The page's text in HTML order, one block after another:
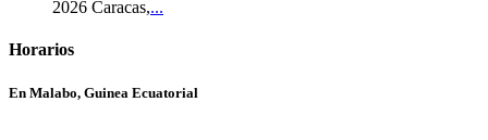
2026 Caracas,...
Horarios
En Malabo, Guinea Ecuatorial